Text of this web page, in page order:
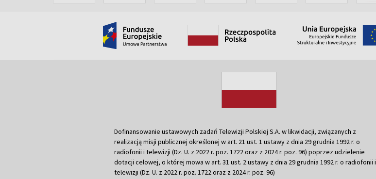
Dofinansowanie ustawowych zadań Telewizji Polskiej S.A. w likwidacji, związanych z
realizacją misji publicznej określonej w art. 21 ust. 1 ustawy z dnia 29 grudnia 1992 r. o
radiofonii i telewizji (Dz. U. z 2022 r. poz. 1722 oraz z 2024 r. poz. 96) poprzez udzielenie
dotacji celowej, o której mowa w art. 31 ust. 2 ustawy z dnia 29 grudnia 1992 r. o radiofonii i
telewizji (Dz. U. z 2022 r. poz. 1722 oraz z 2024 r. poz. 96)